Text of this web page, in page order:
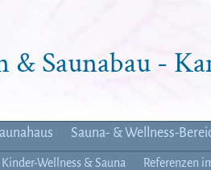
& Saunabau -
Sauna- & Wellness-
Kinder-Wellness & Sauna Referenzen